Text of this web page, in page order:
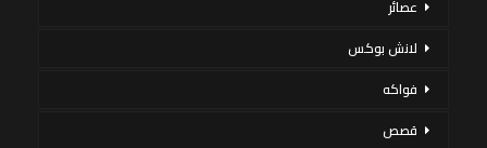
عصائر
لانش بوكس
فواكه
قصص